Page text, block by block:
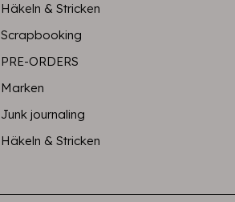
Häkeln & Stricken
Scrapbooking
PRE-ORDERS
Marken
Junk journaling
Häkeln & Stricken